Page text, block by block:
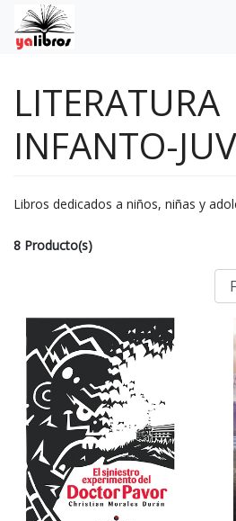
LITERATURA
INFANTO-
Libros dedicados a niños, niñas y
8 Producto(s)